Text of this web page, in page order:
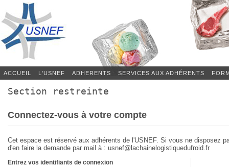
ACCUEIL L'USNEF ADHERENTS SERVICES AUX ADHÉRENTS
Section restreinte
Connectez-vous à votre compte
Cet espace est réservé aux adhérents de l'USNEF. Si vous ne disposez
d'en faire la demande par mail à : usnef@lachainelogistiquedufroid.fr
Entrez vos identifiants de connexion